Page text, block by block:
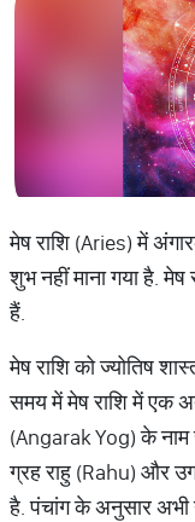
मेष राशि (Aries) में
शुभ नहीं माना गया है.
हैं.
मेष राशि को ज्योतिष
समय में मेष राशि में एक
(Angarak Yog) के नाम
ग्रह राहु (Rahu) और
है. पंचांग के अनुसार अभी